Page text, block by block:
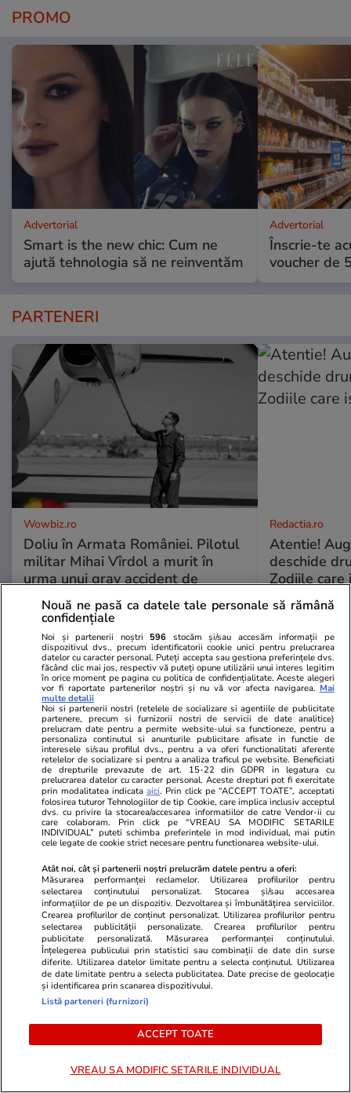
PROMO
Advertorial
Smart is the new chic: Cum ne
ajută tehnologia să ne reinventăm
Advertorial
Înscrie-te
voucher de
PARTENERI
Wowbiz.ro
Doliu în Armata României. Pilotul
militar Mihai Vîrdol a murit în
urma unui grav accident de
motocicletă
Redactia.ro
Atentie!
deschide
Zodiile care
POLITIC
Analiză
Politică 30 iul.
Cum au ciopârțit aleșii noua
lege ANI. Ce a mai rămas din
transparența averilor
politicienilor
Politică 30 iul.
Caracatița cu iz penal din
Agricultură. Rapida răzgândire
a ministrului Tanczos Barna
referitoare la suspendarea unor
șefi de instituții cercetați de
DNA
Nouă ne pasă ca datele tale personale să rămână
confidențiale
Noi și partenerii noștri 596 stocăm și/sau accesăm informații pe
dispozitivul dvs., precum identificatorii cookie unici pentru prelucrarea
datelor cu caracter personal. Puteți accepta sau gestiona preferințele dvs.
făcând clic mai jos, respectiv vă puteți opune utilizării unui interes legitim
în orice moment pe pagina cu politica de confidențialitate. Aceste alegeri
vor fi raportate partenerilor noștri și nu vă vor afecta navigarea. Mai
multe detalii
Noi si partenerii nostri (retelele de socializare si agentiile de publicitate
partenere, precum si furnizorii nostri de servicii de date analitice)
prelucram date pentru a permite website-ului sa functioneze, pentru a
personaliza continutul si anunturile publicitare afisate in functie de
interesele si/sau profilul dvs., pentru a va oferi functionalitati aferente
retelelor de socializare si pentru a analiza traficul pe website. Beneficiati
de drepturile prevazute de art. 15-22 din GDPR in legatura cu
prelucrarea datelor cu caracter personal. Aceste drepturi pot fi exercitate
prin modalitatea indicataaici. Prin click pe “ACCEPT TOATE”, acceptati
folosirea tuturor Tehnologiilor de tip Cookie, care implica inclusiv acceptul
dvs. cu privire la stocarea/accesarea informatiilor de catre Vendor-ii cu
care colaboram. Prin click pe “VREAU SA MODIFIC SETARILE
INDIVIDUAL” puteti schimba preferintele in mod individual, mai putin
cele legate de cookie strict necesare pentru functionarea website-ului.
Atât noi, cât și partenerii noștri prelucrăm datele pentru a oferi:
Măsurarea performanței reclamelor. Utilizarea profilurilor pentru
selectarea conținutului personalizat. Stocarea și/sau accesarea
informațiilor de pe un dispozitiv. Dezvoltarea și îmbunătățirea serviciilor.
Crearea profilurilor de conținut personalizat. Utilizarea profilurilor pentru
selectarea publicității personalizate. Crearea profilurilor pentru
publicitate personalizată. Măsurarea performanței conținutului.
Înțelegerea publicului prin statistici sau combinații de date din surse
diferite. Utilizarea datelor limitate pentru a selecta conținutul. Utilizarea
de date limitate pentru a selecta publicitatea. Date precise de geolocație
și identificarea prin scanarea dispozitivului.
Listă parteneri (furnizori)
ACCEPT TOATE
VREAU SA MODIFIC SETARILE INDIVIDUAL